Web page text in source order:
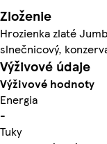
Zloženie
Hrozienka zlaté
slnečnicový,
Výživové údaje
Výživové hodnoty
Energia
-
Tuky